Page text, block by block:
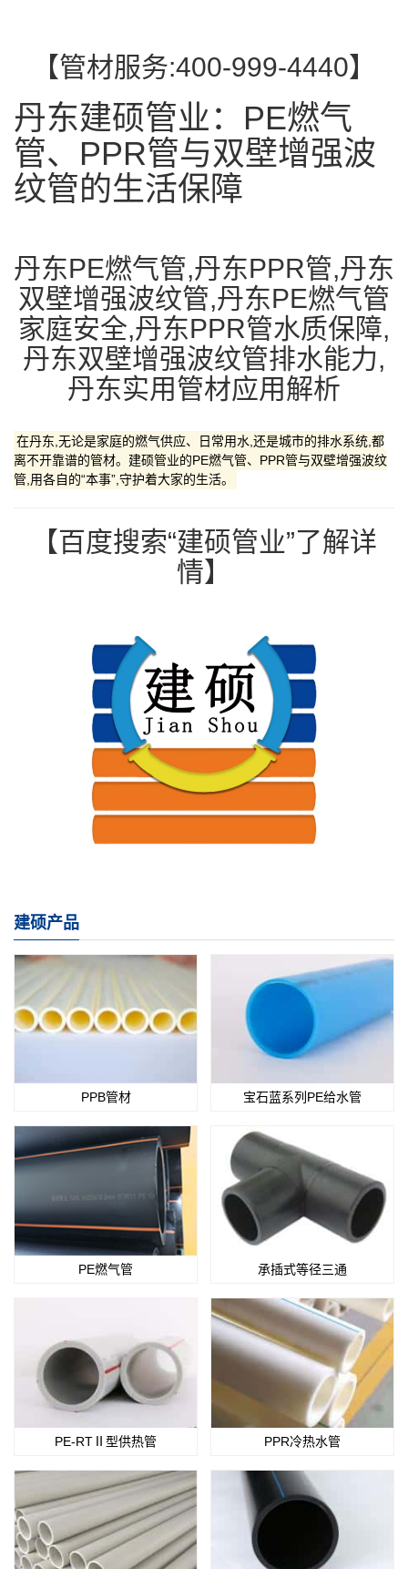
【管材服务:400-999-4440】
丹东建硕管业：PE燃气
管、PPR管与双壁增强波
纹管的生活保障
丹东PE燃气管,丹东PPR管,丹东
双壁增强波纹管,丹东PE燃气管
家庭安全,丹东PPR管水质保障,
丹东双壁增强波纹管排水能力,
丹东实用管材应用解析
在丹东,无论是家庭的燃气供应、日常用水,还是城市的排水系统,都
离不开靠谱的管材。建硕管业的PE燃气管、PPR管与双壁增强波纹
管,用各自的“本事”,守护着大家的生活。
【百度搜索“建硕管业”了解详
情】
建硕产品
PPB管材 宝石蓝系列PE给水管
PE燃气管 承插式等径三通
PE-RTⅡ型供热管 PPR冷热水管